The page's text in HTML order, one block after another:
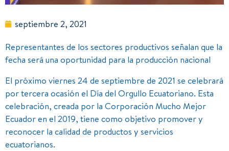
septiembre 2, 2021
Representantes de los sectores productivos señalan que la
fecha será una oportunidad para la producción nacional
El próximo viernes 24 de septiembre de 2021 se celebrará
por tercera ocasión el Día del Orgullo Ecuatoriano. Esta
celebración, creada por la Corporación Mucho Mejor
Ecuador en el 2019, tiene como objetivo promover y
reconocer la calidad de productos y servicios
ecuatorianos.